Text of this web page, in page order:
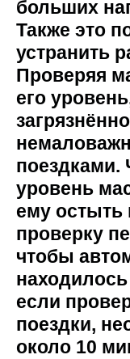
больших
Также это
устранить
Проверяя
его
поездками.
уровень
ему остыть
проверку
чтобы
находилось
если
поездки,
около 10